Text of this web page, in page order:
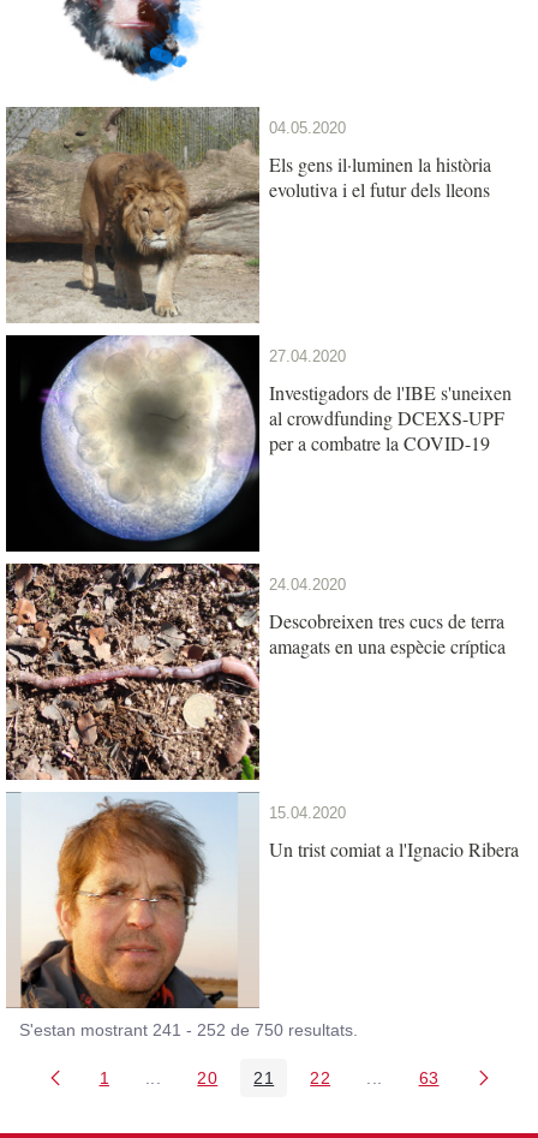
04.05.2020
Els gens il·luminen la història
evolutiva i el futur dels lleons
27.04.2020
Investigadors de l'IBE s'uneixen
al crowdfunding DCEXS-UPF
per a combatre la COVID-19
24.04.2020
Descobreixen tres cucs de terra
amagats en una espècie críptica
15.04.2020
Un trist comiat a l'Ignacio Ribera
S'estan mostrant 241 - 252 de 750 resultats.
Pàgina
1 Pàgines intermèdies Utilitzeu TAB per navegar.
Pàgina
20 Pàgina
21 Pàgina
22 PàginesPàgina
63